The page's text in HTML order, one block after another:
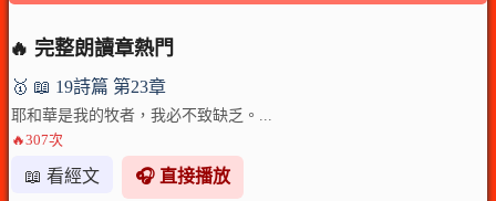
🔥 完整朗讀章熱門
🥇 📖 19詩篇 第23章
耶和華是我的牧者，我必不致缺乏。...
🔥307次
📖 看經文 🎧 直接播放